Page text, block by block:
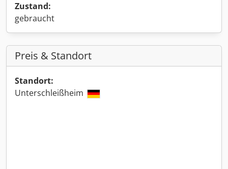
Zustand:
gebraucht
Preis & Standort
Standort:
Unterschleißheim